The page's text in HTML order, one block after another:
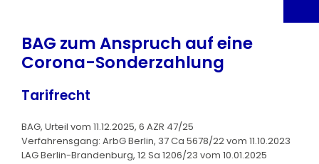
BAG zum Anspruch auf eine
Corona-Sonderzahlung
Tarifrecht
BAG, Urteil vom 11.12.2025, 6 AZR 47/25
Verfahrensgang: ArbG Berlin, 37 Ca 5678/22 vom 11.10.2023
LAG Berlin-Brandenburg, 12 Sa 1206/23 vom 10.01.2025